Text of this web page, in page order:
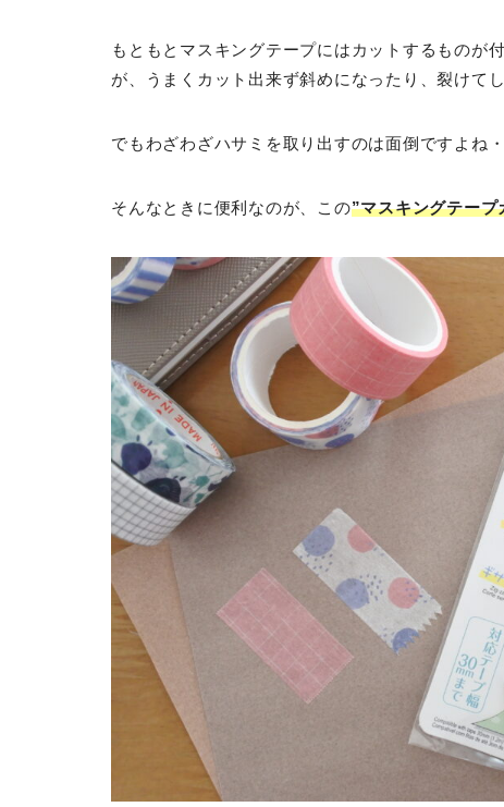
もともとマスキングテープにはカットするものが
が、うまくカット出来ず斜めになったり、裂けて
でもわざわざハサミを取り出すのは面倒ですよね
そんなときに便利なのが、この”マスキングテープ